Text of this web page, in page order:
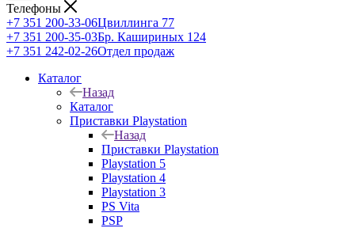
Телефоны
+7 351 200-33-06Цвиллинга 77
+7 351 200-35-03Бр. Кашириных 124
+7 351 242-02-26Отдел продаж
Каталог
Назад
Каталог
Приставки Playstation
Назад
Приставки Playstation
Playstation 5
Playstation 4
Playstation 3
PS Vita
PSP